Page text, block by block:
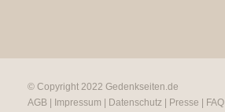
© Copyright 2022 Gedenkseiten.de
AGB
Impressum Datenschutz Presse
FAQ